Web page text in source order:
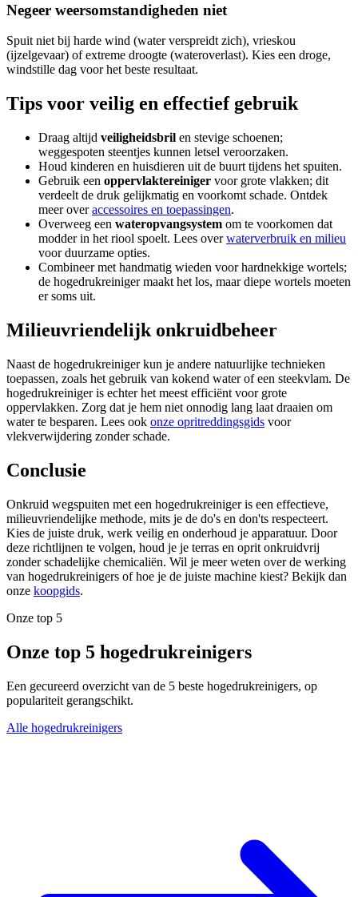
Negeer weersomstandigheden niet
Spuit niet bij harde wind (water verspreidt zich), vrieskou
(ijzelgevaar) of extreme droogte (wateroverlast). Kies een droge,
windstille dag voor het beste resultaat.
Tips voor veilig en effectief gebruik
Draag altijd veiligheidsbril en stevige schoenen;
weggespoten steentjes kunnen letsel veroorzaken.
Houd kinderen en huisdieren uit de buurt tijdens het spuiten.
Gebruik een oppervlaktereiniger voor grote vlakken; dit
verdeelt de druk gelijkmatig en voorkomt schade. Ontdek
meer overaccessoires en toepassingen.
Overweeg een wateropvangsystem om te voorkomen dat
modder in het riool spoelt. Lees overwaterverbruik en milieu
voor duurzame opties.
Combineer met handmatig wieden voor hardnekkige wortels;
de hogedrukreiniger maakt het los, maar diepe wortels moeten
er soms uit.
Milieuvriendelijk onkruidbeheer
Naast de hogedrukreiniger kun je andere natuurlijke technieken
toepassen, zoals het gebruik van kokend water of een steekvlam. De
hogedrukreiniger is echter het meest efficiënt voor grote
oppervlakken. Zorg dat je hem niet onnodig lang laat draaien om
water te besparen. Lees ook onze opritreddingsgids voor
vlekverwijdering zonder schade.
Conclusie
Onkruid wegspuiten met een hogedrukreiniger is een effectieve,
milieuvriendelijke methode, mits je de do's en don'ts respecteert.
Kies de juiste druk, werk veilig en onderhoud je apparatuur. Door
deze richtlijnen te volgen, houd je je terras en oprit onkruidvrij
zonder schadelijke chemicaliën. Wil je meer weten over de werking
van hogedrukreinigers of hoe je de juiste machine kiest? Bekijk dan
onze koopgids.
Onze top 5
Onze top 5 hogedrukreinigers
Een gecureerd overzicht van de 5 beste hogedrukreinigers, op
populariteit gerangschikt.
Alle hogedrukreinigers